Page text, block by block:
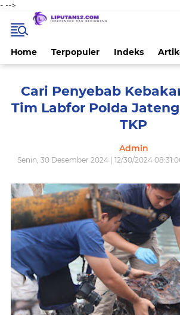
- -->
Home Terpopuler Indeks
Cari Penyebab
Tim Labfor Polda
TKP
Admin
Senin, 30 Desember 2024 | 12/30/2024